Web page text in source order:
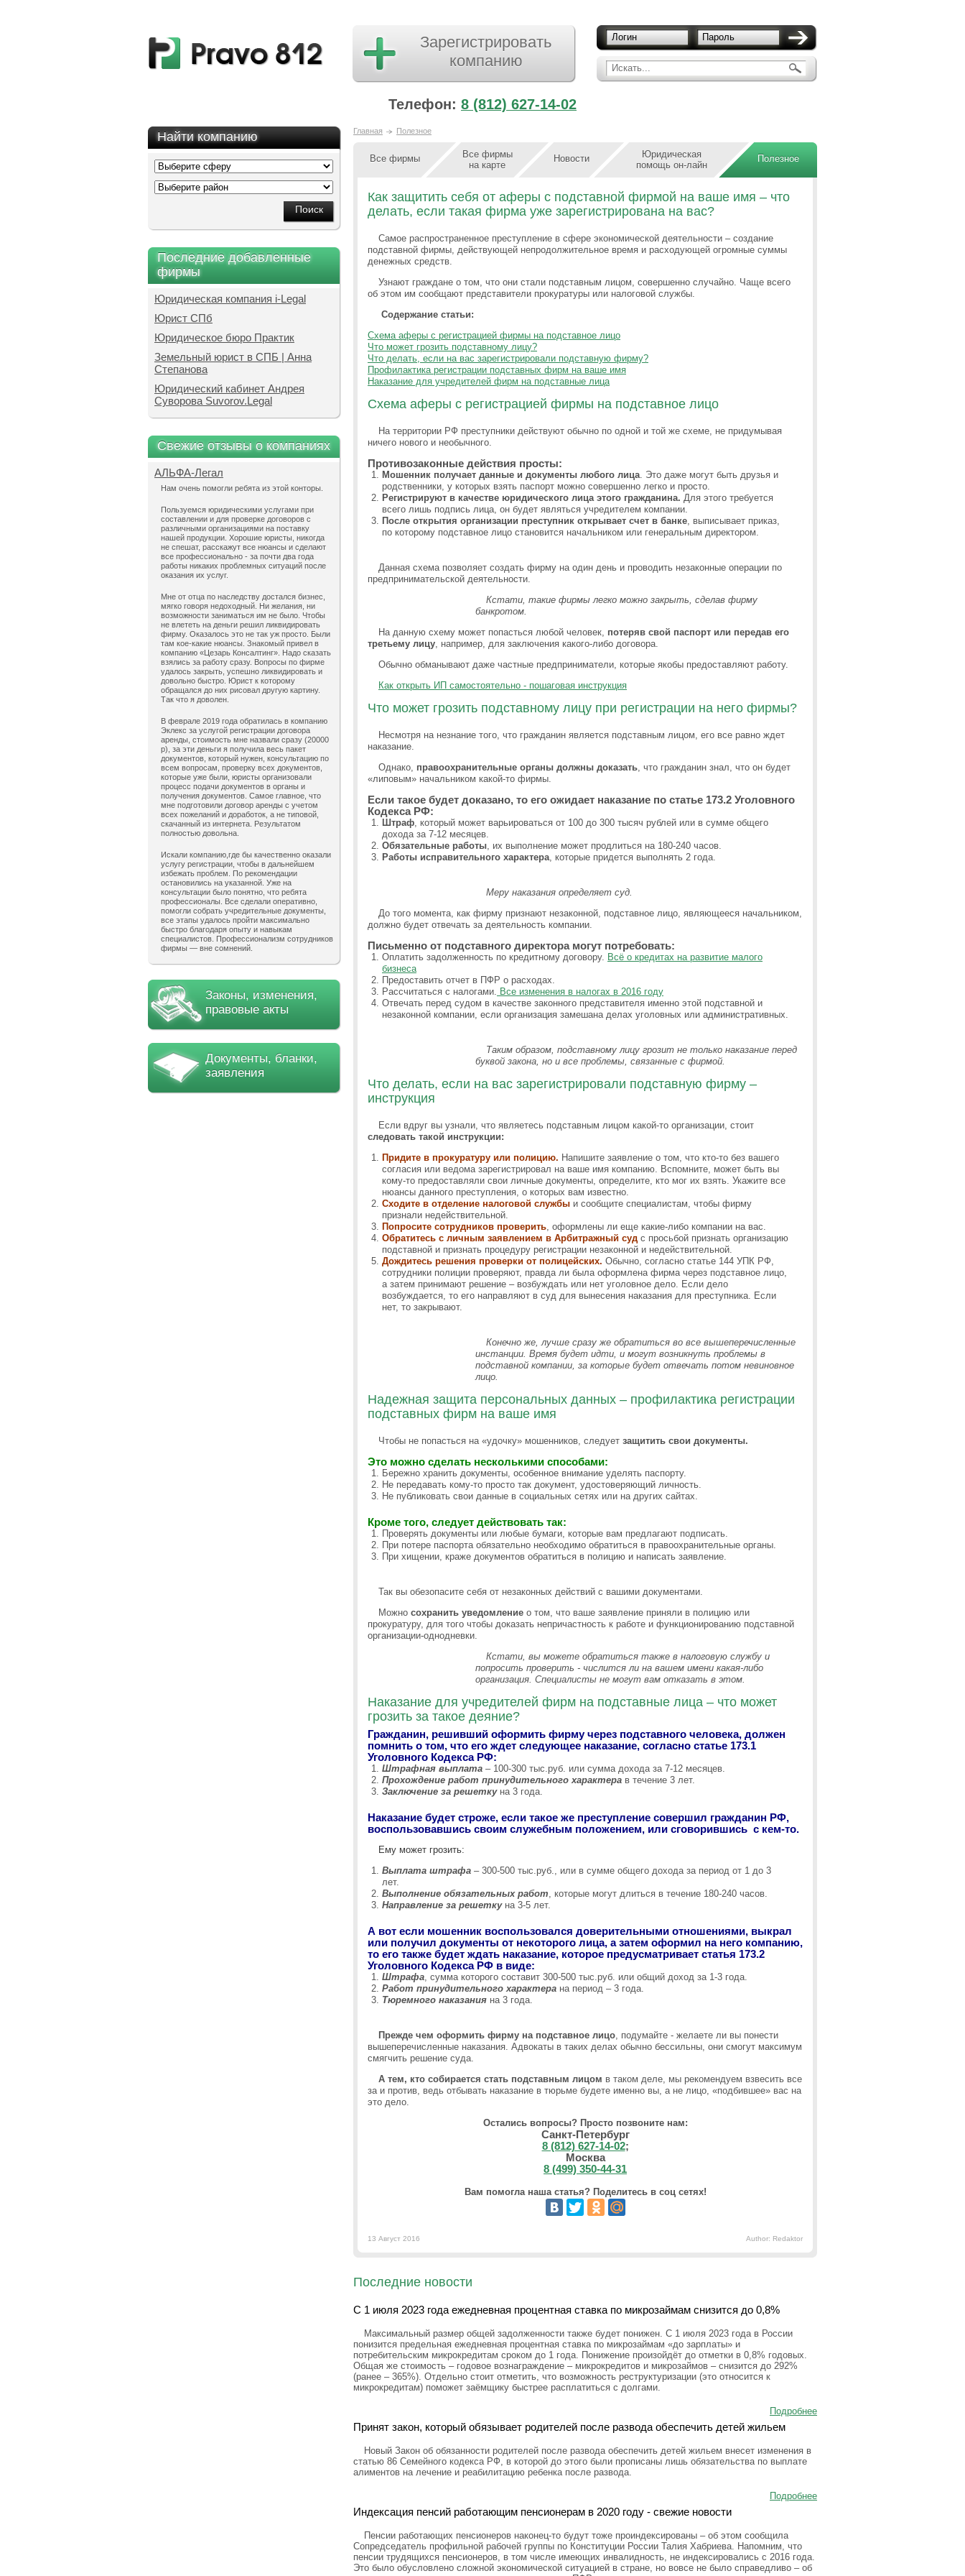
Искать...
Логин Пароль
Зарегистрировать
компанию
Телефон: 8 (812) 627-14-02
Найти компанию
Последние добавленные
фирмы
Юридическая компания i-Legal
Юрист СПб
Юридическое бюро Практик
Земельный юрист в СПБ | Анна
Степанова
Юридический кабинет Андрея
Суворова Suvorov.Legal
Свежие отзывы о компаниях
АЛЬФА-Легал
Нам очень помогли ребята из этой конторы.
Пользуемся юридическими услугами при
составлении и для проверке договоров с
различными организациями на поставку
нашей продукции. Хорошие юристы, никогда
не спешат, расскажут все нюансы и сделают
все профессионально - за почти два года
работы никаких проблемных ситуаций после
оказания их услуг.
Мне от отца по наследству достался бизнес,
мягко говоря недоходный. Ни желания, ни
возможности заниматься им не было. Чтобы
не влететь на деньги решил ликвидировать
фирму. Оказалось это не так уж просто. Были
там кое-какие нюансы. Знакомый привел в
компанию «Цезарь Консалтинг». Надо сказать
взялись за работу сразу. Вопросы по фирме
удалось закрыть, успешно ликвидировать и
довольно быстро. Юрист к которому
обращался до них рисовал другую картину.
Так что я доволен.
В феврале 2019 года обратилась в компанию
Эклекс за услугой регистрации договора
аренды, стоимость мне назвали сразу (20000
р), за эти деньги я получила весь пакет
документов, который нужен, консультацию по
всем вопросам, проверку всех документов,
которые уже были, юристы организовали
процесс подачи документов в органы и
получения документов. Самое главное, что
мне подготовили договор аренды с учетом
всех пожеланий и доработок, а не типовой,
скачанный из интернета. Результатом
полностью довольна.
Искали компанию,где бы качественно оказали
услугу регистрации, чтобы в дальнейшем
избежать проблем. По рекомендации
остановились на указанной. Уже на
консультации было понятно, что ребята
профессионалы. Все сделали оперативно,
помогли собрать учредительные документы,
все этапы удалось пройти максимально
быстро благодаря опыту и навыкам
специалистов. Профессионализм сотрудников
фирмы — вне сомнений.
Законы, изменения,
правовые акты
Документы, бланки,
заявления
Главная Полезное
Все фирмы
Все фирмы
на карте
Новости
Юридическая
помощь он-лайн
Полезное
Как защитить себя от аферы с подставной фирмой на ваше имя – что
делать, если такая фирма уже зарегистрирована на вас?
Самое распространенное преступление в сфере экономической деятельности – создание
подставной фирмы, действующей непродолжительное время и расходующей огромные суммы
денежных средств.
Узнают граждане о том, что они стали подставным лицом, совершенно случайно. Чаще всего
об этом им сообщают представители прокуратуры или налоговой службы.
Содержание статьи:
Схема аферы с регистрацией фирмы на подставное лицо
Что может грозить подставному лицу?
Что делать, если на вас зарегистрировали подставную фирму?
Профилактика регистрации подставных фирм на ваше имя
Наказание для учредителей фирм на подставные лица
Схема аферы с регистрацией фирмы на подставное лицо
На территории РФ преступники действуют обычно по одной и той же схеме, не придумывая
ничего нового и необычного.
Противозаконные действия просты:
Мошенник получает данные и документы любого лица. Это даже могут быть друзья и
родственники, у которых взять паспорт можно совершенно легко и просто.
Регистрируют в качестве юридического лица этого гражданина. Для этого требуется
всего лишь подпись лица, он будет являться учредителем компании.
После открытия организации преступник открывает счет в банке, выписывает приказ,
по которому подставное лицо становится начальником или генеральным директором.
Данная схема позволяет создать фирму на один день и проводить незаконные операции по
предпринимательской деятельности.
Кстати, такие фирмы легко можно закрыть, сделав фирму
банкротом.
На данную схему может попасться любой человек, потеряв свой паспорт или передав его
третьему лицу, например, для заключения какого-либо договора.
Обычно обманывают даже частные предприниматели, которые якобы предоставляют работу.
Как открыть ИП самостоятельно - пошаговая инструкция
Что может грозить подставному лицу при регистрации на него фирмы?
Несмотря на незнание того, что гражданин является подставным лицом, его все равно ждет
наказание.
Однако, правоохранительные органы должны доказать, что гражданин знал, что он будет
«липовым» начальником какой-то фирмы.
Если такое будет доказано, то его ожидает наказание по статье 173.2 Уголовного
Кодекса РФ:
Штраф, который может варьироваться от 100 до 300 тысяч рублей или в сумме общего
дохода за 7-12 месяцев.
Обязательные работы, их выполнение может продлиться на 180-240 часов.
Работы исправительного характера, которые придется выполнять 2 года.
Меру наказания определяет суд.
До того момента, как фирму признают незаконной, подставное лицо, являющееся начальником,
должно будет отвечать за деятельность компании.
Письменно от подставного директора могут потребовать:
Оплатить задолженность по кредитному договору. Всё о кредитах на развитие малого
бизнеса
Предоставить отчет в ПФР о расходах.
Рассчитаться с налогами. Все изменения в налогах в 2016 году
Отвечать перед судом в качестве законного представителя именно этой подставной и
незаконной компании, если организация замешана делах уголовных или административных.
Таким образом, подставному лицу грозит не только наказание перед
буквой закона, но и все проблемы, связанные с фирмой.
Что делать, если на вас зарегистрировали подставную фирму –
инструкция
Если вдруг вы узнали, что являетесь подставным лицом какой-то организации, стоит
следовать такой инструкции:
Придите в прокуратуру или полицию. Напишите заявление о том, что кто-то без вашего
согласия или ведома зарегистрировал на ваше имя компанию. Вспомните, может быть вы
кому-то предоставляли свои личные документы, определите, кто мог их взять. Укажите все
нюансы данного преступления, о которых вам известно.
Сходите в отделение налоговой службы и сообщите специалистам, чтобы фирму
признали недействительной.
Попросите сотрудников проверить, оформлены ли еще какие-либо компании на вас.
Обратитесь с личным заявлением в Арбитражный суд с просьбой признать организацию
подставной и признать процедуру регистрации незаконной и недействительной.
Дождитесь решения проверки от полицейских. Обычно, согласно статье 144 УПК РФ,
сотрудники полиции проверяют, правда ли была оформлена фирма через подставное лицо,
а затем принимают решение – возбуждать или нет уголовное дело. Если дело
возбуждается, то его направляют в суд для вынесения наказания для преступника. Если
нет, то закрывают.
Конечно же, лучше сразу же обратиться во все вышеперечисленные
инстанции. Время будет идти, и могут возникнуть проблемы в
подставной компании, за которые будет отвечать потом невиновное
лицо.
Надежная защита персональных данных – профилактика регистрации
подставных фирм на ваше имя
Чтобы не попасться на «удочку» мошенников, следует защитить свои документы.
Это можно сделать несколькими способами:
Бережно хранить документы, особенное внимание уделять паспорту.
Не передавать кому-то просто так документ, удостоверяющий личность.
Не публиковать свои данные в социальных сетях или на других сайтах.
Кроме того, следует действовать так:
Проверять документы или любые бумаги, которые вам предлагают подписать.
При потере паспорта обязательно необходимо обратиться в правоохранительные органы.
При хищении, краже документов обратиться в полицию и написать заявление.
Так вы обезопасите себя от незаконных действий с вашими документами.
Можно сохранить уведомление о том, что ваше заявление приняли в полицию или
прокуратуру, для того чтобы доказать непричастность к работе и функционированию подставной
организации-однодневки.
Кстати, вы можете обратиться также в налоговую службу и
попросить проверить - числится ли на вашем имени какая-либо
организация. Специалисты не могут вам отказать в этом.
Наказание для учредителей фирм на подставные лица – что может
грозить за такое деяние?
Гражданин, решивший оформить фирму через подставного человека, должен
помнить о том, что его ждет следующее наказание, согласно статье 173.1
Уголовного Кодекса РФ:
Штрафная выплата – 100-300 тыс.руб. или сумма дохода за 7-12 месяцев.
Прохождение работ принудительного характера в течение 3 лет.
Заключение за решеткуна 3 года.
Наказание будет строже, если такое же преступление совершил гражданин РФ,
воспользовавшись своим служебным положением, или сговорившись с кем-то.
Ему может грозить:
Выплата штрафа – 300-500 тыс.руб., или в сумме общего дохода за период от 1 до 3
лет.
Выполнение обязательных работ, которые могут длиться в течение 180-240 часов.
Направление за решетку на 3-5 лет.
А вот если мошенник воспользовался доверительными отношениями, выкрал
или получил документы от некоторого лица, а затем оформил на него компанию,
то его также будет ждать наказание, которое предусматривает статья 173.2
Уголовного Кодекса РФ в виде:
Штрафа, сумма которого составит 300-500 тыс.руб. или общий доход за 1-3 года.
Работ принудительного характера на период – 3 года.
Тюремного наказания на 3 года.
Прежде чем оформить фирму на подставное лицо, подумайте - желаете ли вы понести
вышеперечисленные наказания. Адвокаты в таких делах обычно бессильны, они смогут максимум
смягчить решение суда.
А тем, кто собирается стать подставным лицом в таком деле, мы рекомендуем взвесить все
за и против, ведь отбывать наказание в тюрьме будете именно вы, а не лицо, «подбившее» вас на
это дело.
Остались вопросы? Просто позвоните нам:
Санкт-Петербург
8 (812) 627-14-02;
Москва
8 (499) 350-44-31
Вам помогла наша статья? Поделитесь в соц сетях!
13 Август 2016 Author: Redaktor
Последние новости
С 1 июля 2023 года ежедневная процентная ставка по микрозаймам снизится до 0,8%
Максимальный размер общей задолженности также будет понижен. С 1 июля 2023 года в России
понизится предельная ежедневная процентная ставка по микрозаймам «до зарплаты» и
потребительским микрокредитам сроком до 1 года. Понижение произойдёт до отметки в 0,8% годовых.
Общая же стоимость – годовое вознаграждение – микрокредитов и микрозаймов – снизится до 292%
(ранее – 365%). Отдельно стоит отметить, что возможность реструктуризации (это относится к
микрокредитам) поможет заёмщику быстрее расплатиться с долгами.
Подробнее
Принят закон, который обязывает родителей после развода обеспечить детей жильем
Новый Закон об обязанности родителей после развода обеспечить детей жильем внесет изменения в
статью 86 Семейного кодекса РФ, в которой до этого были прописаны лишь обязательства по выплате
алиментов на лечение и реабилитацию ребенка после развода.
Подробнее
Индексация пенсий работающим пенсионерам в 2020 году - свежие новости
Пенсии работающих пенсионеров наконец-то будут тоже проиндексированы – об этом сообщила
Сопредседатель профильной рабочей группы по Конституции России Талия Хабриева. Напомним, что
пенсии трудящихся пенсионеров, в том числе имеющих инвалидность, не индексировались с 2016 года.
Это было обусловлено сложной экономической ситуацией в стране, но вовсе не было справедливо – об